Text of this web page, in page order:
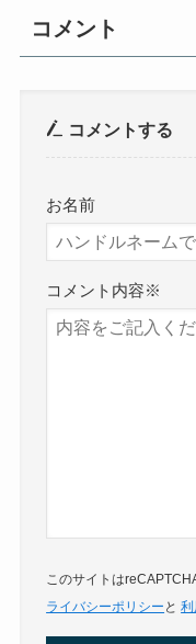
コメント
コメントする
お名前
コメント内容※
このサイトは
ライバシーポリシー と